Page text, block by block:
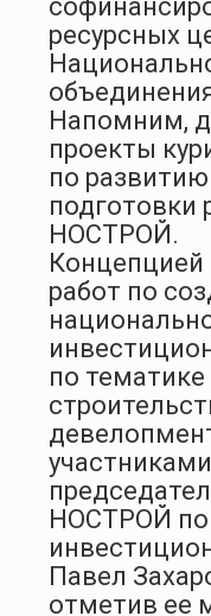
ресурсных
Напомним,
проекты
по
подготовки
НОСТРОЙ.
Концепцией
работ по
по
НОСТРОЙ по
Павел
отметив ее